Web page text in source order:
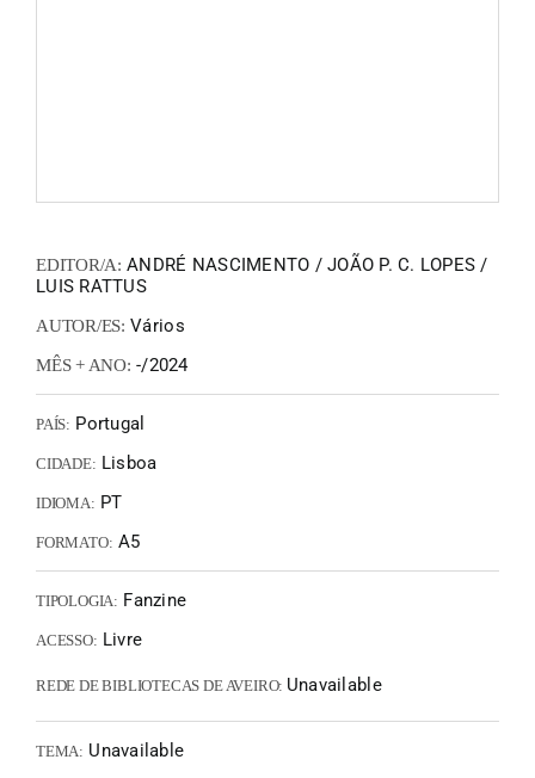
EDITOR/A: ANDRÉ NASCIMENTO / JOÃO P. C. LOPES /
LUIS RATTUS
AUTOR/ES: Vários
MÊS + ANO: -/2024
PAÍS: Portugal
CIDADE: Lisboa
IDIOMA: PT
FORMATO: A5
TIPOLOGIA: Fanzine
ACESSO: Livre
REDE DE BIBLIOTECAS DE AVEIRO: Unavailable
TEMA: Unavailable